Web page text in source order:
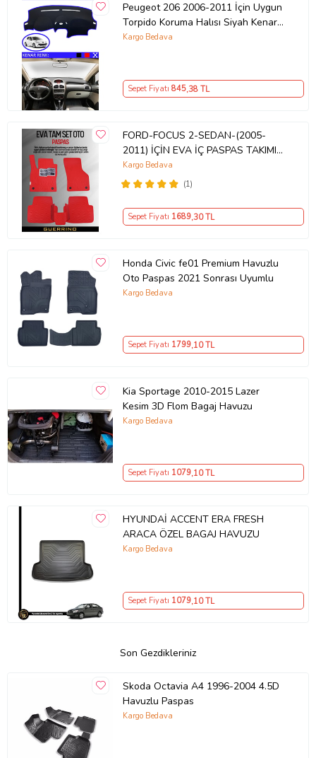
Peugeot 206 2006-2011 İçin Uygun
Torpido Koruma Halısı Siyah Kenar
Renk Mavi
Kargo Bedava
Sepet Fiyatı 845,38 TL
FORD-FOCUS 2-SEDAN-(2005-
2011) İÇİN EVA İÇ PASPAS TAKIMI
(METAL TOPUKLUK DAHİL)
(1)
Kargo Bedava
Sepet Fiyatı 1689,30 TL
Honda Civic fe01 Premium Havuzlu
Oto Paspas 2021 Sonrası Uyumlu
Kargo Bedava
Sepet Fiyatı 1799,10 TL
Kia Sportage 2010-2015 Lazer
Kesim 3D Flom Bagaj Havuzu
Kargo Bedava
Sepet Fiyatı 1079,10 TL
HYUNDAİ ACCENT ERA FRESH
ARACA ÖZEL BAGAJ HAVUZU
Kargo Bedava
Sepet Fiyatı 1079,10 TL
Son Gezdikleriniz
Skoda Octavia A4 1996-2004 4.5D
Havuzlu Paspas
Kargo Bedava